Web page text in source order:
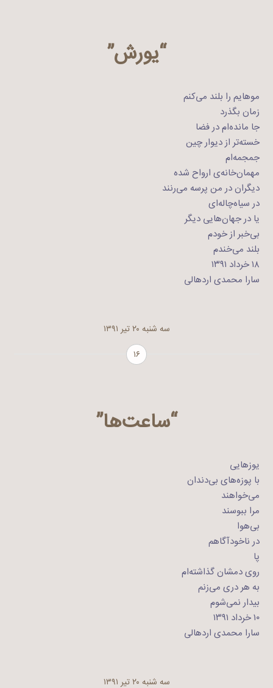
“یورش”
موهایم را بلند می‌کنم
زمان بگذرد
جا مانده‌ام در فضا
خسته‌تر از دیوار چین
جمجمه‌ام
مهمان‌خانه‌ی ارواح شده
دیگران در من پرسه می‌رنند
در سیاه‌چاله‌ای
یا در جهان‌هایی دیگر
بی‌خبر از خودم
بلند ‌می‌خندم
۱۸ خرداد ۱۳۹۱
سارا محمدی اردهالی
سه شنبه ۲۰ تیر ۱۳۹۱
۱۶
“ساعت‌ها”
یوزهایی
با پوزه‌های بی‌دندان
می‌خواهند
مرا ببوسند
بی‌هوا
در ناخودآگاهم
پا
روی دمشان گذاشته‌ام
به هر دری می‌زنم
بیدار نمی‌شوم
۱۰ خرداد ۱۳۹۱
سارا محمدی اردهالی
سه شنبه ۲۰ تیر ۱۳۹۱